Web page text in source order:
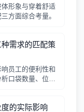
形象与穿着舒适
方面综合考量。
需求的匹配策
员工的便利性和
口袋数量、位
的实际影响